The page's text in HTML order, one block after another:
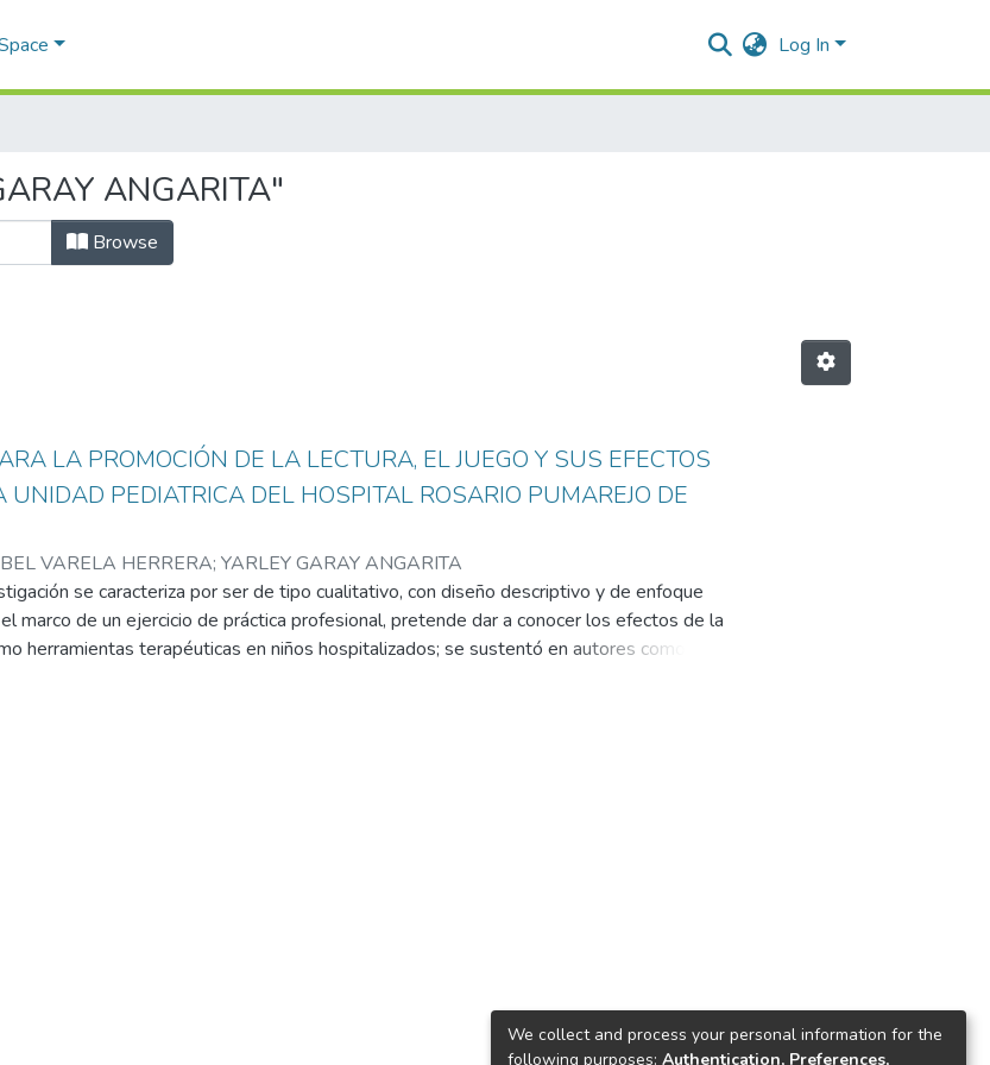
Log In
ANGARITA"
Browse
LA PROMOCIÓN DE LA LECTURA, EL JUEGO Y SUS EFECTOS
PEDIATRICA DEL HOSPITAL ROSARIO PUMAREJO DE
VARELA HERRERA; YARLEY GARAY ANGARITA
se caracteriza por ser de tipo cualitativo, con diseño descriptivo y de enfoque
marco de un ejercicio de práctica profesional, pretende dar a conocer los efectos de la
herramientas terapéuticas en niños hospitalizados; se sustentó en autores como
Braverman, con el propósito de identificar la importancia de los procesos que
We collect and process your personal information for the
following purposes: Authentication, Preferences,